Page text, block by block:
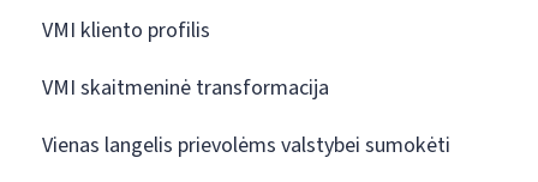
VMI kliento profilis
VMI skaitmeninė transformacija
Vienas langelis prievolėms valstybei sumokėti